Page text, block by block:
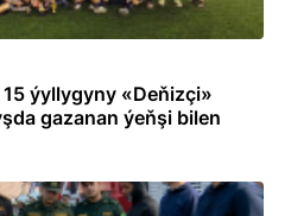
ýyllygyny «Deňizçi»
gazanan ýeňşi bilen